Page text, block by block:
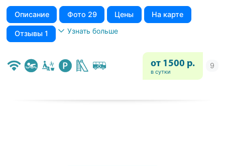
Описание Фото 29 Цены На карте
Отзывы 1 Узнать больше
от 1500 р.
в сутки